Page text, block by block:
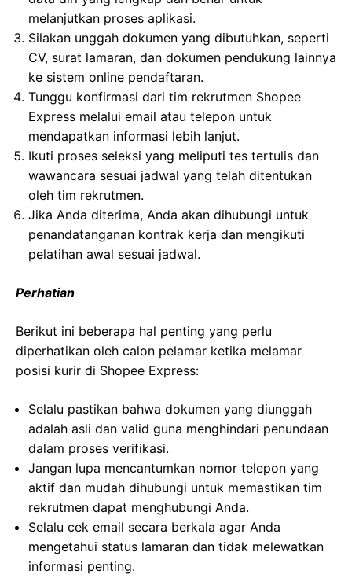
melanjutkan proses aplikasi.
Silakan unggah dokumen yang dibutuhkan, seperti
CV, surat lamaran, dan dokumen pendukung lainnya
ke sistem online pendaftaran.
Tunggu konfirmasi dari tim rekrutmen Shopee
Express melalui email atau telepon untuk
mendapatkan informasi lebih lanjut.
Ikuti proses seleksi yang meliputi tes tertulis dan
wawancara sesuai jadwal yang telah ditentukan
oleh tim rekrutmen.
Jika Anda diterima, Anda akan dihubungi untuk
penandatanganan kontrak kerja dan mengikuti
pelatihan awal sesuai jadwal.
Perhatian
Berikut ini beberapa hal penting yang perlu
diperhatikan oleh calon pelamar ketika melamar
posisi kurir di Shopee Express:
Selalu pastikan bahwa dokumen yang diunggah
adalah asli dan valid guna menghindari penundaan
dalam proses verifikasi.
Jangan lupa mencantumkan nomor telepon yang
aktif dan mudah dihubungi untuk memastikan tim
rekrutmen dapat menghubungi Anda.
Selalu cek email secara berkala agar Anda
mengetahui status lamaran dan tidak melewatkan
informasi penting.